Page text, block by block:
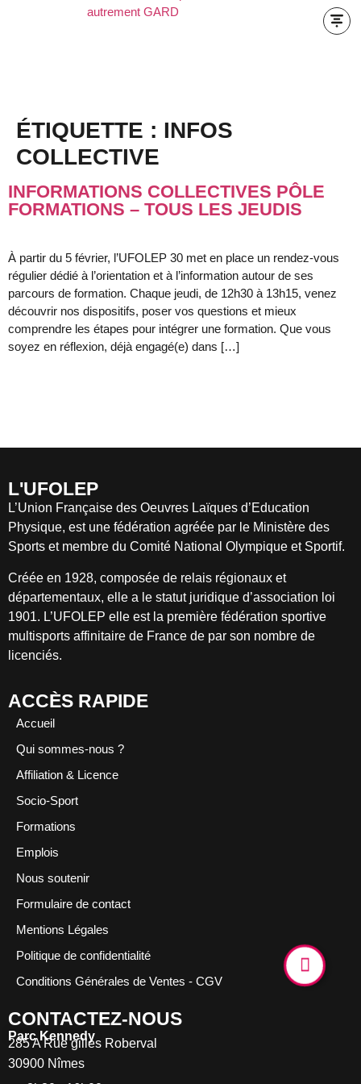
ÉTIQUETTE : INFOS
COLLECTIVE
INFORMATIONS COLLECTIVES PÔLE
FORMATIONS – TOUS LES JEUDIS
À partir du 5 février, l’UFOLEP 30 met en place un rendez-vous
régulier dédié à l’orientation et à l’information autour de ses
parcours de formation. Chaque jeudi, de 12h30 à 13h15, venez
découvrir nos dispositifs, poser vos questions et mieux
comprendre les étapes pour intégrer une formation. Que vous
soyez en réflexion, déjà engagé(e) dans […]
L'UFOLEP
L’Union Française des Oeuvres Laïques d’Education
Physique, est une fédération agréée par le Ministère des
Sports et membre du Comité National Olympique et Sportif.
Créée en 1928, composée de relais régionaux et
départementaux, elle a le statut juridique d’association loi
1901. L’UFOLEP elle est la première fédération sportive
multisports affinitaire de France de par son nombre de
licenciés.
ACCÈS RAPIDE
Accueil
Qui sommes-nous ?
Affiliation & Licence
Socio-Sport
Formations
Emplois
Nous soutenir
Formulaire de contact
Mentions Légales
Politique de confidentialité
Conditions Générales de Ventes - CGV
CONTACTEZ-NOUS
Parc Kennedy
285 A Rue gilles Roberval
30900 Nîmes